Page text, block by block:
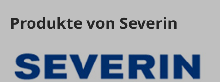
Produkte von Severin